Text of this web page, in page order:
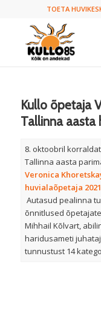
TOETA
Kullo õpetaja
Tallinna
8. oktoobril
Tallinna aasta
Veronica
huvialaõpetaja
Autasud pealinna
õnnitlused
Mihhail Kõlvart,
haridusameti
tunnustust 14